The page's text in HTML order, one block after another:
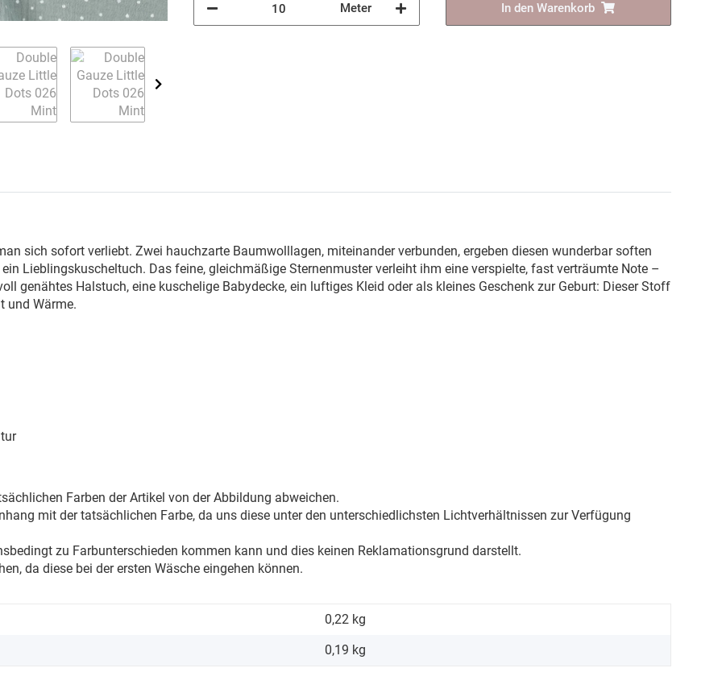
Meter In den Warenkorb
sich sofort verliebt. Zwei hauchzarte Baumwolllagen, miteinander verbunden, ergeben diesen wunderbar soften
Lieblingskuscheltuch. Das feine, gleichmäßige Sternenmuster verleiht ihm eine verspielte, fast verträumte Note –
genähtes Halstuch, eine kuschelige Babydecke, ein luftiges Kleid oder als kleines Geschenk zur Geburt: Dieser Stoff
und Wärme.
Farben der Artikel von der Abbildung abweichen.
mit der tatsächlichen Farbe, da uns diese unter den unterschiedlichsten Lichtverhältnissen zur Verfügung
zu Farbunterschieden kommen kann und dies keinen Reklamationsgrund darstellt.
da diese bei der ersten Wäsche eingehen können.
0,22 kg
0,19 kg